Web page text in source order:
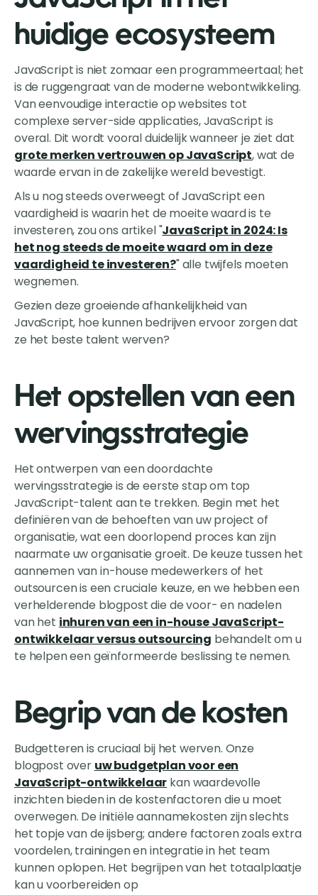
huidige ecosysteem
JavaScript is niet zomaar een programmeertaal; het
is de ruggengraat van de moderne webontwikkeling.
Van eenvoudige interactie op websites tot
complexe server-side applicaties, JavaScript is
overal. Dit wordt vooral duidelijk wanneer je ziet dat
grote merken vertrouwen op JavaScript, wat de
waarde ervan in de zakelijke wereld bevestigt.
Als u nog steeds overweegt of JavaScript een
vaardigheid is waarin het de moeite waard is te
investeren, zou ons artikel "JavaScript in 2024: Is
het nog steeds de moeite waard om in deze
vaardigheid te investeren?" alle twijfels moeten
wegnemen.
Gezien deze groeiende afhankelijkheid van
JavaScript, hoe kunnen bedrijven ervoor zorgen dat
ze het beste talent werven?
Het opstellen van een
wervingsstrategie
Het ontwerpen van een doordachte
wervingsstrategie is de eerste stap om top
JavaScript-talent aan te trekken. Begin met het
definiëren van de behoeften van uw project of
organisatie, wat een doorlopend proces kan zijn
naarmate uw organisatie groeit. De keuze tussen het
aannemen van in-house medewerkers of het
outsourcen is een cruciale keuze, en we hebben een
verhelderende blogpost die de voor- en nadelen
van het inhuren van een in-house JavaScript-
ontwikkelaar versus outsourcing behandelt om u
te helpen een geïnformeerde beslissing te nemen.
Begrip van de kosten
Budgetteren is cruciaal bij het werven. Onze
blogpost over uw budgetplan voor een
JavaScript-ontwikkelaar kan waardevolle
inzichten bieden in de kostenfactoren die u moet
overwegen. De initiële aannamekosten zijn slechts
het topje van de ijsberg; andere factoren zoals extra
voordelen, trainingen en integratie in het team
kunnen oplopen. Het begrijpen van het totaalplaatje
kan u voorbereiden op